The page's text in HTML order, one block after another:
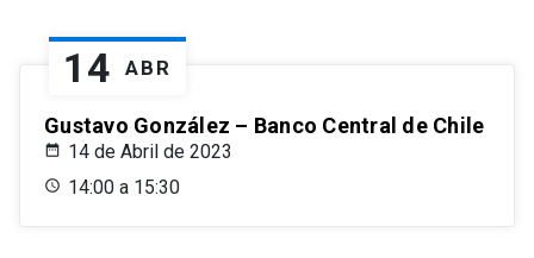
14 ABR
Gustavo González – Banco Central de Chile
14 de Abril de 2023
14:00 a 15:30